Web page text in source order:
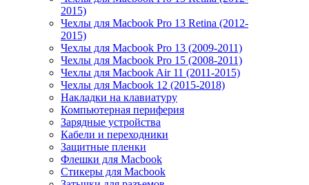
2015)
Чехлы для Macbook Pro 13 Retina (2012-
2015)
Чехлы для Macbook Pro 13 (2009-2011)
Чехлы для Macbook Pro 15 (2008-2011)
Чехлы для Macbook Air 11 (2011-2015)
Чехлы для Macbook 12 (2015-2018)
Накладки на клавиатуру
Компьютерная периферия
Зарядные устройства
Кабели и переходники
Защитные пленки
Флешки для Macbook
Стикеры для Macbook